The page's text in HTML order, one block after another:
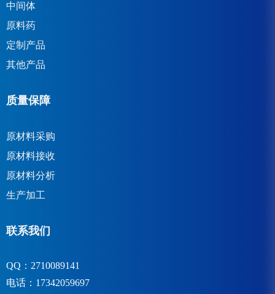
中间体
原料药
定制产品
其他产品
质量保障
原材料采购
原材料接收
原材料分析
生产加工
联系我们
QQ：2710089141
电话：17342059697